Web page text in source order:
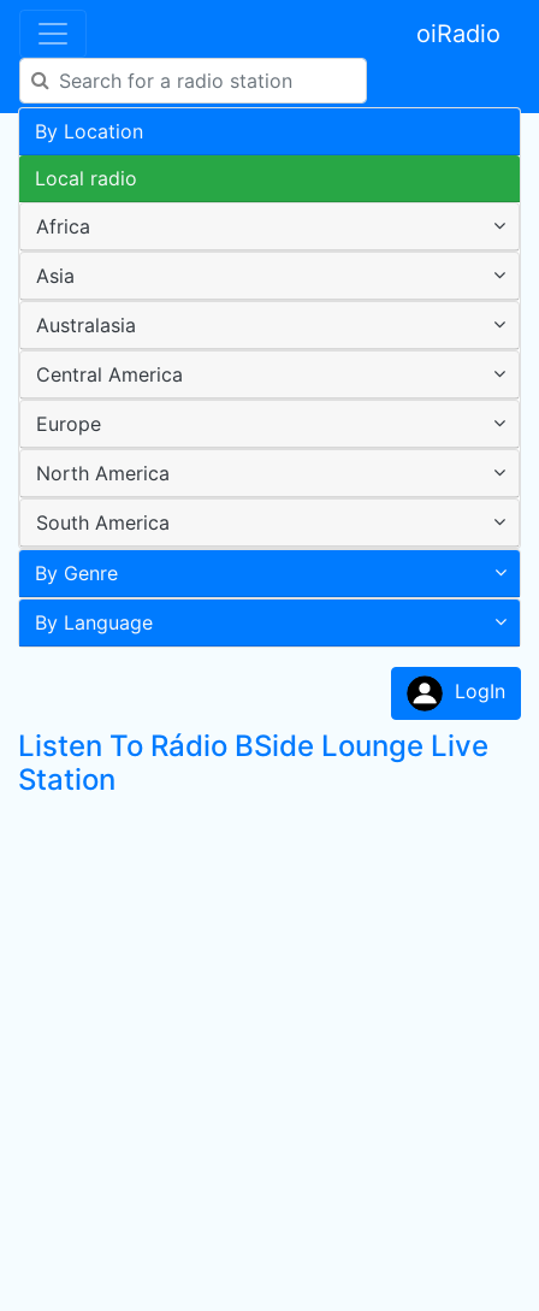
oiRadio
By Location
Local radio
Africa
Asia
Australasia
Central America
Europe
North America
South America
By Genre
By Language
LogIn
Listen To Rádio BSide Lounge Live
Station